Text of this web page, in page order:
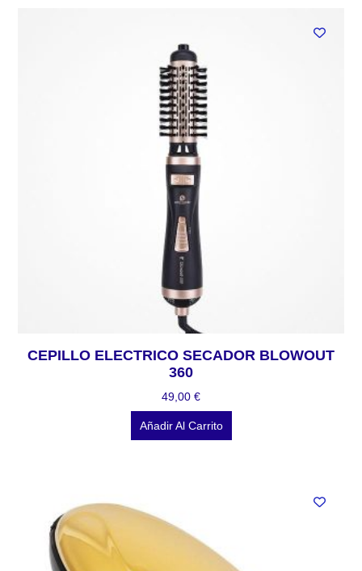
CEPILLO ELECTRICO SECADOR BLOWOUT
360
49,00 €
Añadir Al Carrito